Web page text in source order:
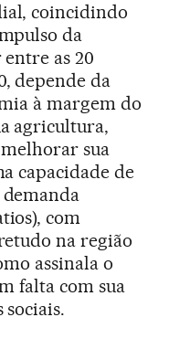
coincidindo
da
as 20
depende da
à margem do
agricultura,
sua
capacidade de
com
na região
assinala o
falta com sua
sociais.